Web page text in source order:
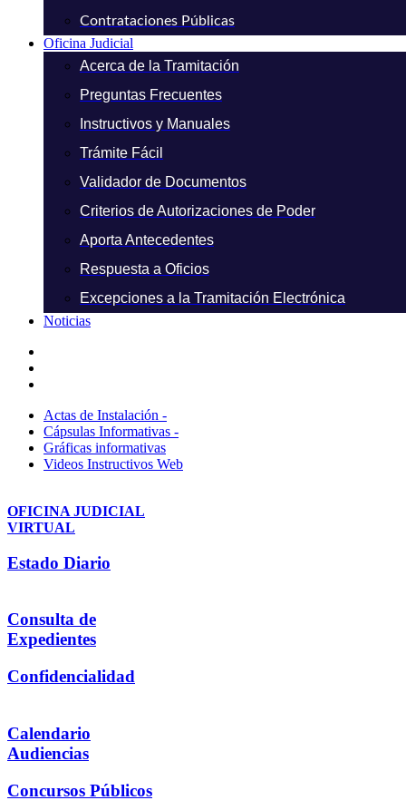
Contrataciones Públicas
Oficina Judicial
Acerca de la Tramitación
Preguntas Frecuentes
Instructivos y Manuales
Trámite Fácil
Validador de Documentos
Criterios de Autorizaciones de Poder
Aporta Antecedentes
Respuesta a Oficios
Excepciones a la Tramitación Electrónica
Noticias
Actas de Instalación -
Cápsulas Informativas -
Gráficas informativas
Videos Instructivos Web
OFICINA JUDICIAL
VIRTUAL
Estado Diario
Consulta de
Expedientes
Confidencialidad
Calendario
Audiencias
Concursos Públicos